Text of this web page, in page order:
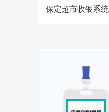
保定超市收银系统